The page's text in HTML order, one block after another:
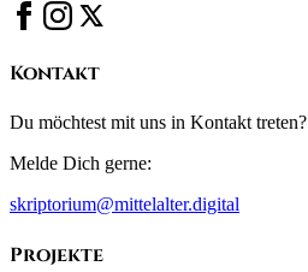
Kontakt
Du möchtest mit uns in Kontakt treten?
Melde Dich gerne:
skriptorium@mittelalter.digital
Projekte